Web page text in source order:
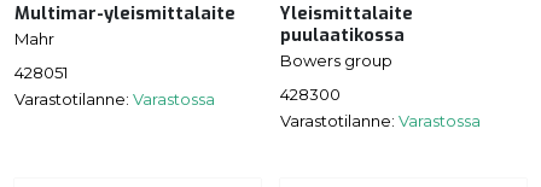
Multimar-yleismittalaite
Mahr
428051
Varastotilanne: Varastossa
Yleismittalaite
puulaatikossa
Bowers group
428300
Varastotilanne: Varastossa